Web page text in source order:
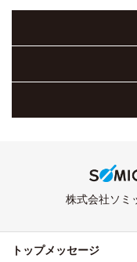
株式会社ソミ
トップメッセージ